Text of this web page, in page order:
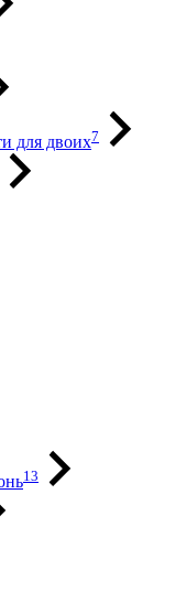
для двоих7
13